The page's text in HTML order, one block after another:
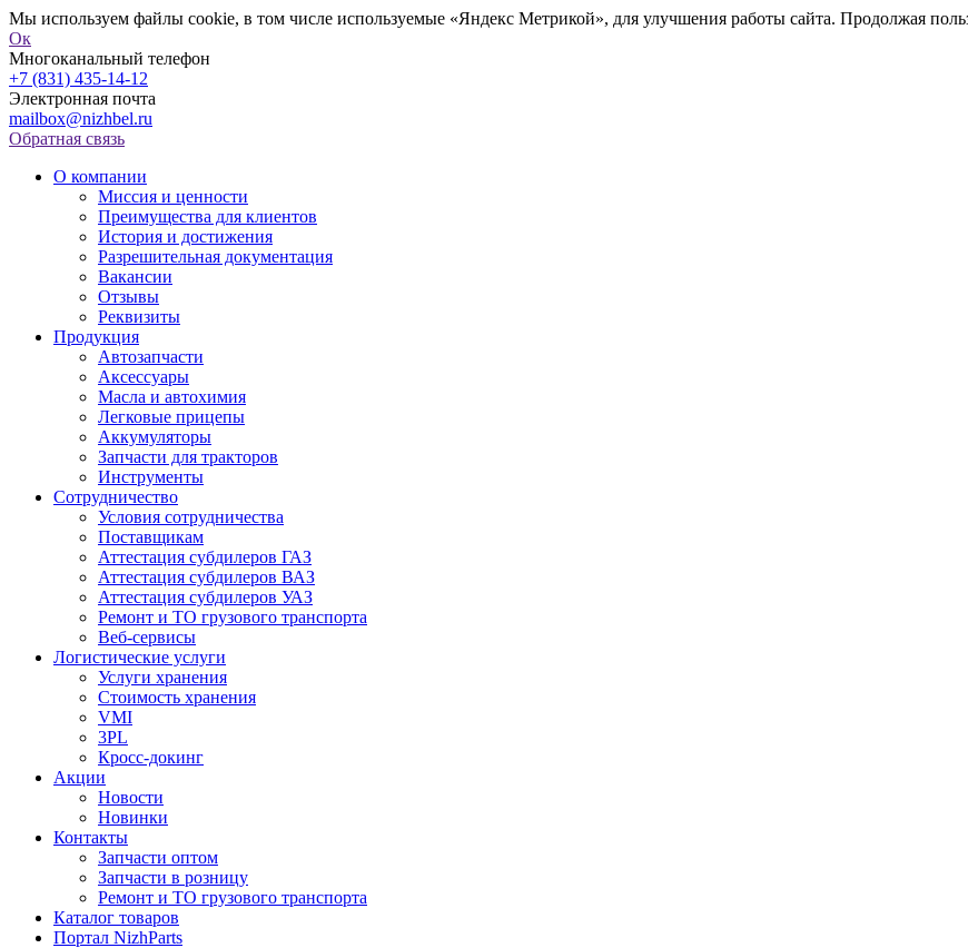
Мы используем файлы cookie, в том числе используемые «Яндекс Метрикой», для улучшения работы сайта. Продолжая
Ок
Многоканальный телефон
+7 (831) 435-14-12
Электронная почта
mailbox@nizhbel.ru
Обратная связь
О компании
Миссия и ценности
Преимущества для клиентов
История и достижения
Разрешительная документация
Вакансии
Отзывы
Реквизиты
Продукция
Автозапчасти
Аксессуары
Масла и автохимия
Легковые прицепы
Аккумуляторы
Запчасти для тракторов
Инструменты
Сотрудничество
Условия сотрудничества
Поставщикам
Аттестация субдилеров ГАЗ
Аттестация субдилеров ВАЗ
Аттестация субдилеров УАЗ
Ремонт и ТО грузового транспорта
Веб-сервисы
Логистические услуги
Услуги хранения
Стоимость хранения
VMI
3PL
Кросс-докинг
Акции
Новости
Новинки
Контакты
Запчасти оптом
Запчасти в розницу
Ремонт и ТО грузового транспорта
Каталог товаров
Портал NizhParts